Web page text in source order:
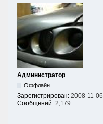
Администратор
Оффлайн
Зарегистрирован: 2008-11-06
Сообщений: 2,179